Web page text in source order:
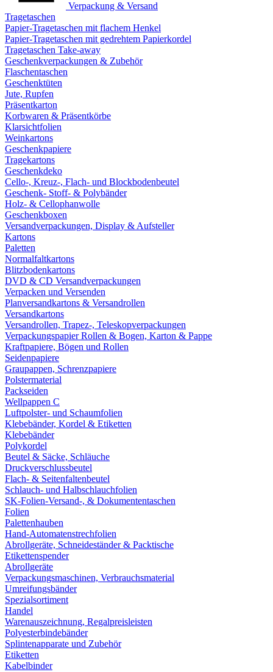
Verpackung & Versand
Tragetaschen
Papier-Tragetaschen mit flachem Henkel
Papier-Tragetaschen mit gedrehtem Papierkordel
Tragetaschen Take-away
Geschenkverpackungen & Zubehör
Flaschentaschen
Geschenktüten
Jute, Rupfen
Präsentkarton
Korbwaren & Präsentkörbe
Klarsichtfolien
Weinkartons
Geschenkpapiere
Tragekartons
Geschenkdeko
Cello-, Kreuz-, Flach- und Blockbodenbeutel
Geschenk- Stoff- & Polybänder
Holz- & Cellophanwolle
Geschenkboxen
Versandverpackungen, Display & Aufsteller
Kartons
Paletten
Normalfaltkartons
Blitzbodenkartons
DVD & CD Versandverpackungen
Verpacken und Versenden
Planversandkartons & Versandrollen
Versandkartons
Versandrollen, Trapez-, Teleskopverpackungen
Verpackungspapier Rollen & Bogen, Karton & Pappe
Kraftpapiere, Bögen und Rollen
Seidenpapiere
Graupappen, Schrenzpapiere
Polstermaterial
Packseiden
Wellpappen C
Luftpolster- und Schaumfolien
Klebebänder, Kordel & Etiketten
Klebebänder
Polykordel
Beutel & Säcke, Schläuche
Druckverschlussbeutel
Flach- & Seitenfaltenbeutel
Schlauch- und Halbschlauchfolien
SK-Folien-Versand-, & Dokumententaschen
Folien
Palettenhauben
Hand-Automatenstrechfolien
Abrollgeräte, Schneideständer & Packtische
Etikettenspender
Abrollgeräte
Verpackungsmaschinen, Verbrauchsmaterial
Umreifungsbänder
Spezialsortiment
Handel
Warenauszeichnung, Regalpreisleisten
Polyesterbindebänder
Splintenapparate und Zubehör
Etiketten
Kabelbinder